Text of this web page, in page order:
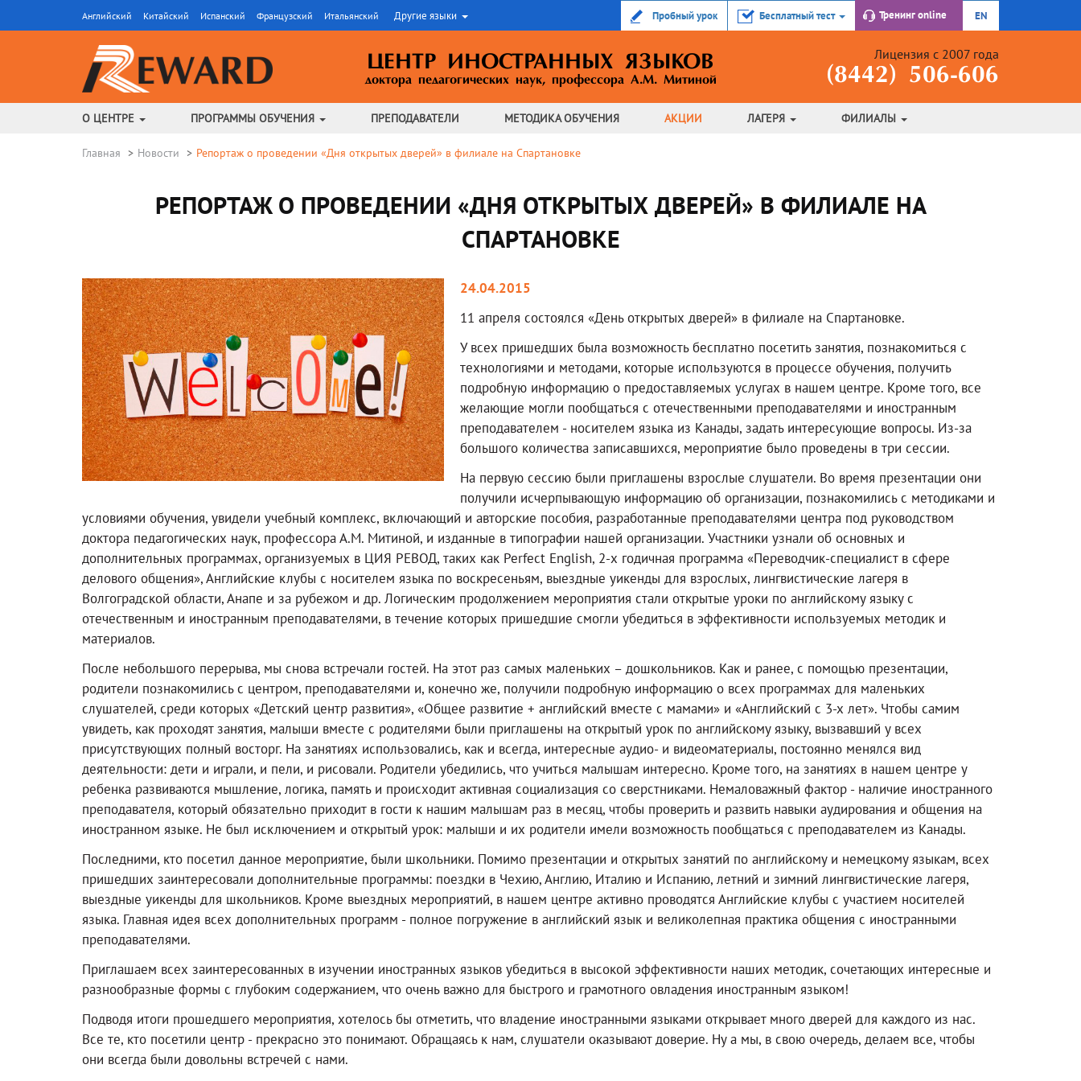
Английский Китайский Испанский Французский Итальянский Другие языки Пробный урок Бесплатный тест Тренингonline EN
ЦЕНТР ИНОСТРАННЫХ ЯЗЫКОВ
доктора педагогических наук,профессора А.М. Митиной
Лицензия с 2007 года
(8442) 506-606
О ЦЕНТРЕ ПРОГРАММЫ ОБУЧЕНИЯ ПРЕПОДАВАТЕЛИ МЕТОДИКАОБУЧЕНИЯ АКЦИИ ЛАГЕРЯ ФИЛИАЛЫ
Главная Новости Репортаж о проведении «Дня открытых дверей» в филиале на Спартановке
РЕПОРТАЖ О ПРОВЕДЕНИИ «ДНЯ ОТКРЫТЫХ ДВЕРЕЙ» В ФИЛИАЛЕ НА
СПАРТАНОВКЕ
24.04.2015
11 апреля состоялся «День открытых дверей» в филиале на Спартановке.
У всех пришедших была возможность бесплатно посетить занятия, познакомиться с
технологиями и методами, которые используются в процессе обучения, получить
подробную информацию о предоставляемых услугах в нашем центре. Кроме того, все
желающие могли пообщаться с отечественными преподавателями и иностранным
преподавателем - носителем языка из Канады, задать интересующие вопросы. Из-за
большого количества записавшихся, мероприятие было проведены в три сессии.
На первую сессию были приглашены взрослые слушатели. Во время презентации они
получили исчерпывающую информацию об организации, познакомились с методиками и
условиями обучения, увидели учебный комплекс, включающий и авторские пособия, разработанные преподавателями центра под руководством
доктора педагогических наук, профессора А.М. Митиной, и изданные в типографии нашей организации. Участники узнали об основных и
дополнительных программах, организуемых в ЦИЯ РЕВОД, таких как Perfect English, 2-х годичная программа «Переводчик-специалист в сфере
делового общения», Английские клубы с носителем языка по воскресеньям, выездные уикенды для взрослых, лингвистические лагеря в
Волгоградской области, Анапе и за рубежом и др. Логическим продолжением мероприятия стали открытые уроки по английскому языку с
отечественным и иностранным преподавателями, в течение которых пришедшие смогли убедиться в эффективности используемых методик и
материалов.
После небольшого перерыва, мы снова встречали гостей. На этот раз самых маленьких – дошкольников. Как и ранее, с помощью презентации,
родители познакомились с центром, преподавателями и, конечно же, получили подробную информацию о всех программах для маленьких
слушателей, среди которых «Детский центр развития», «Общее развитие + английский вместе с мамами» и «Английский с 3-х лет». Чтобы самим
увидеть, как проходят занятия, малыши вместе с родителями были приглашены на открытый урок по английскому языку, вызвавший у всех
присутствующих полный восторг. На занятиях использовались, как и всегда, интересные аудио- и видеоматериалы, постоянно менялся вид
деятельности: дети и играли, и пели, и рисовали. Родители убедились, что учиться малышам интересно. Кроме того, на занятиях в нашем центре у
ребенка развиваются мышление, логика, память и происходит активная социализация со сверстниками. Немаловажный фактор - наличие иностранного
преподавателя, который обязательно приходит в гости к нашим малышам раз в месяц, чтобы проверить и развить навыки аудирования и общения на
иностранном языке. Не был исключением и открытый урок: малыши и их родители имели возможность пообщаться с преподавателем из Канады.
Последними, кто посетил данное мероприятие, были школьники. Помимо презентации и открытых занятий по английскому и немецкому языкам, всех
пришедших заинтересовали дополнительные программы: поездки в Чехию, Англию, Италию и Испанию, летний и зимний лингвистические лагеря,
выездные уикенды для школьников. Кроме выездных мероприятий, в нашем центре активно проводятся Английские клубы с участием носителей
языка. Главная идея всех дополнительных программ - полное погружение в английский язык и великолепная практика общения с иностранными
преподавателями.
Приглашаем всех заинтересованных в изучении иностранных языков убедиться в высокой эффективности наших методик, сочетающих интересные и
разнообразные формы с глубоким содержанием, что очень важно для быстрого и грамотного овладения иностранным языком!
Подводя итоги прошедшего мероприятия, хотелось бы отметить, что владение иностранными языками открывает много дверей для каждого из нас.
Все те, кто посетили центр - прекрасно это понимают. Обращаясь к нам, слушатели оказывают доверие. Ну а мы, в свою очередь, делаем все, чтобы
они всегда были довольны встречей с нами.